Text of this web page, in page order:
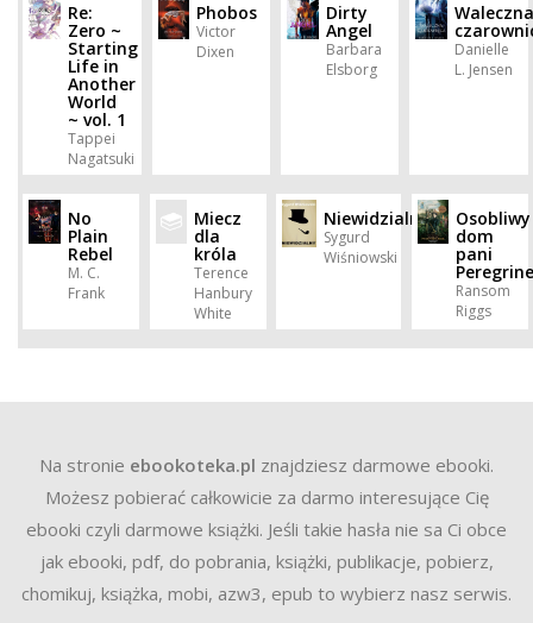
Re:
Zero ~
Starting
Life in
Another
World
~ vol. 1
Tappei
Nagatsuki
Phobos
Victor
Dixen
Dirty
Angel
Barbara
Elsborg
Waleczna
Danielle
L. Jensen
No
Plain
Rebel
M. C.
Frank
Miecz
dla
króla
Terence
Hanbury
White
Niewidzialny
Sygurd
Wiśniowski
Osobliwy
dom
pani
Ransom
Riggs
Na stronie ebookoteka.pl znajdziesz darmowe ebooki.
Możesz pobierać całkowicie za darmo interesujące Cię
ebooki czyli darmowe książki. Jeśli takie hasła nie sa Ci obce
jak ebooki, pdf, do pobrania, książki, publikacje, pobierz,
chomikuj, książka, mobi, azw3, epub to wybierz nasz serwis.